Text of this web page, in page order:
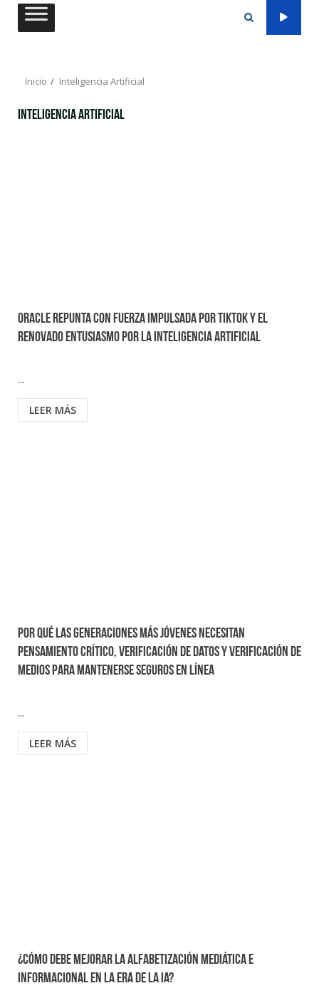
Saltar
Inicio Inteligencia Artificial
Inteligencia Artificial
Oracle repunta con fuerza impulsada por tiktok y el
renovado entusiasmo por la inteligencia artificial
...
LEER MÁS
Por qué las generaciones más jóvenes necesitan
pensamiento crítico, verificación de datos y verificación de
medios para mantenerse seguros en línea
...
LEER MÁS
¿Cómo debe mejorar la alfabetización mediática e
informacional en la era de la IA?